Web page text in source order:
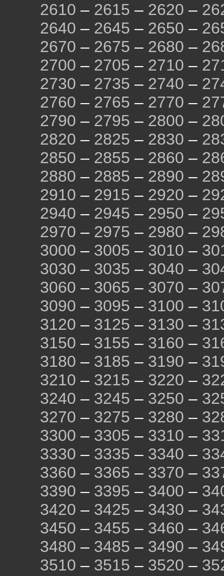
2610 – 2615 – 2620 –
2640 – 2645 – 2650 –
2670 – 2675 – 2680 –
2700 – 2705 – 2710 –
2730 – 2735 – 2740 –
2760 – 2765 – 2770 –
2790 – 2795 – 2800 –
2820 – 2825 – 2830 –
2850 – 2855 – 2860 –
2880 – 2885 – 2890 –
2910 – 2915 – 2920 –
2940 – 2945 – 2950 –
2970 – 2975 – 2980 –
3000 – 3005 – 3010 –
3030 – 3035 – 3040 –
3060 – 3065 – 3070 –
3090 – 3095 – 3100 –
3120 – 3125 – 3130 –
3150 – 3155 – 3160 –
3180 – 3185 – 3190 –
3210 – 3215 – 3220 –
3240 – 3245 – 3250 –
3270 – 3275 – 3280 –
3300 – 3305 – 3310 –
3330 – 3335 – 3340 –
3360 – 3365 – 3370 –
3390 – 3395 – 3400 –
3420 – 3425 – 3430 –
3450 – 3455 – 3460 –
3480 – 3485 – 3490 –
3510 – 3515 – 3520 –